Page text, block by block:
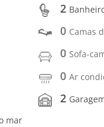
2
0 Camas
0 Sofa-
0Ar
2
mar